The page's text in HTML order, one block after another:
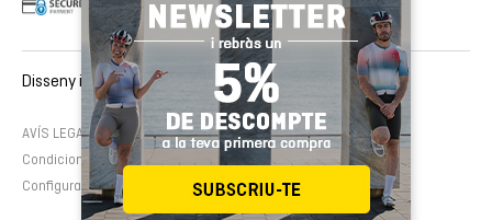
AVÍS LEGAL Política de cookies
Política de privacitat
Condicions de contractació
Configura cookies
Disseny i desenvolupament web :EMFASI